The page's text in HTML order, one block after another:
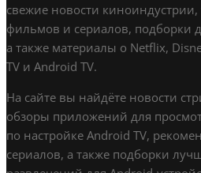
свежие новости
фильмов и сериалов, подборки
а также материалы о Netflix,
TV и Android TV.
На сайте вы найдёте новости
обзоры приложений для
по настройке Android TV,
сериалов, а также подборки